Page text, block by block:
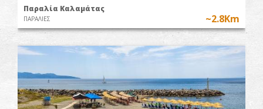
Παραλία Καλαμάτας
ΠΑΡΑΛΙΕΣ ~2.8Km